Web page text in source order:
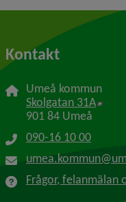
Kontakt
Umeå kommun
Skolgatan 31A
901 84 Umeå
090-16 10 00
Frågor, felanmälan